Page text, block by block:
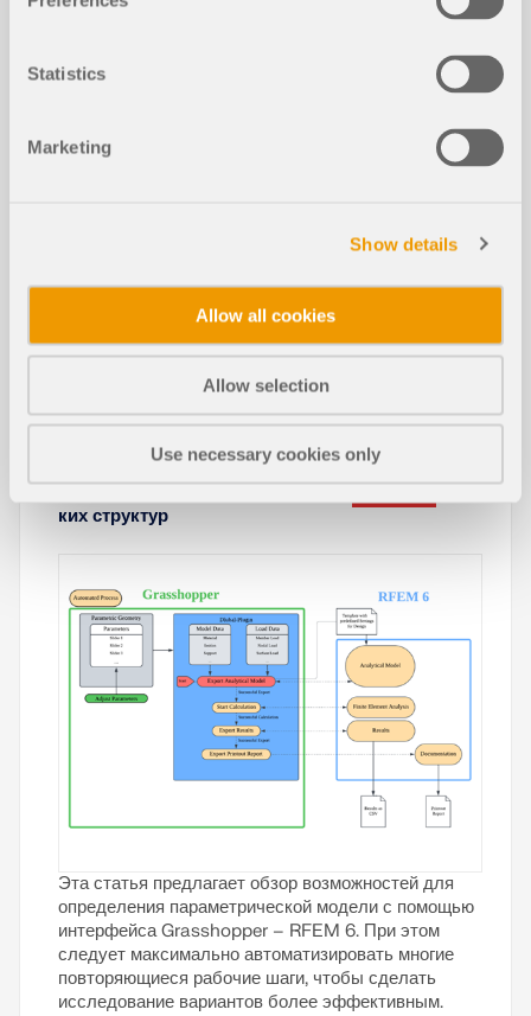
Statistics
Marketing
Show details
Allow all cookies
Allow selection
Use necessary cookies only
Статьи из базы знаний
Использование интерфейса Grass
ких структур
Эта статья предлагает обзор возможностей для
определения параметрической модели с помощью
интерфейса Grasshopper – RFEM 6. При этом
следует максимально автоматизировать многие
повторяющиеся рабочие шаги, чтобы сделать
исследование вариантов более эффективным.